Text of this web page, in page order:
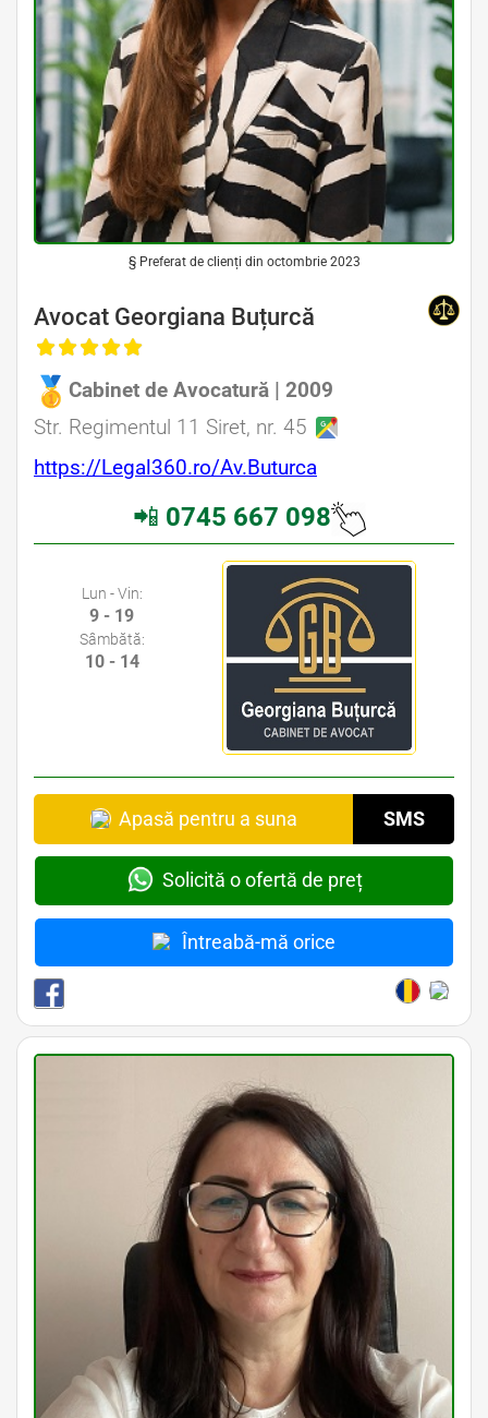
§ Preferat de clienți din octombrie 2023
Avocat Georgiana Buțurcă
Cabinet de Avocatură | 2009
Str. Regimentul 11 Siret, nr. 45
https://Legal360.ro/Av.Buturca
📲 0745 667 098
Lun - Vin:
9 - 19
Sâmbătă:
10 - 14
Apasă pentru a suna SMS
Solicită o ofertă de preț
Întreabă-mă orice